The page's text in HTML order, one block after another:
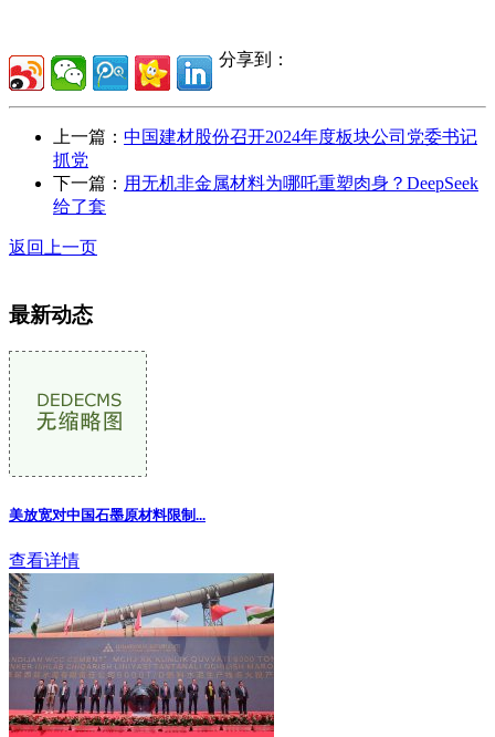
分享到：
上一篇： 中国建材股份召开2024年度板块公司党委书记
抓党
下一篇： 用无机非金属材料为哪吒重塑肉身？DeepSeek
给了套
返回上一页
最新动态
美放宽对中国石墨原材料限制 ...
查看详情